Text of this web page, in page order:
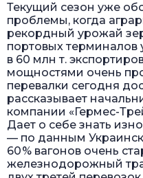
Текущий сезон уже
проблемы, когда
рекордный урожай
портовых терминалов
в 60 млн т.
мощностями очень
перевалки сегодня
рассказывает
компании «Гермес-
Дает о себе знать
— по данным
60 % вагонов очень
железнодорожный